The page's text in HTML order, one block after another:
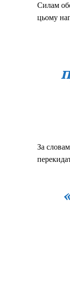
Силам
цьому
За